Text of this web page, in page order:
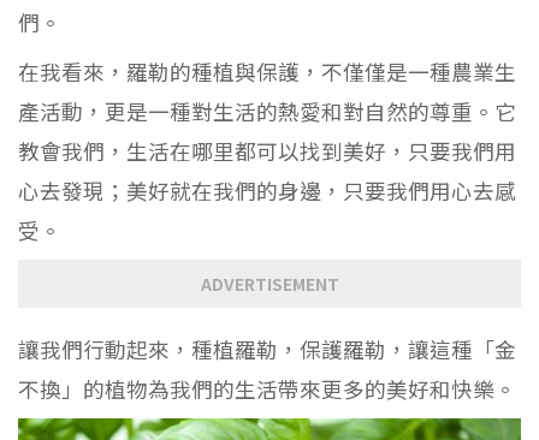
們。
在我看來，羅勒的種植與保護，不僅僅是一種農業生
產活動，更是一種對生活的熱愛和對自然的尊重。它
教會我們，生活在哪里都可以找到美好，只要我們用
心去發現；美好就在我們的身邊，只要我們用心去感
受。
ADVERTISEMENT
讓我們行動起來，種植羅勒，保護羅勒，讓這種「金
不換」的植物為我們的生活帶來更多的美好和快樂。